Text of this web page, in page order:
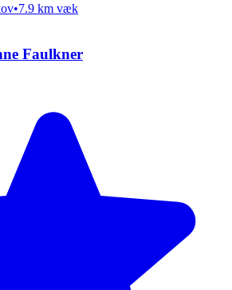
•7.9 km væk
Faulkner